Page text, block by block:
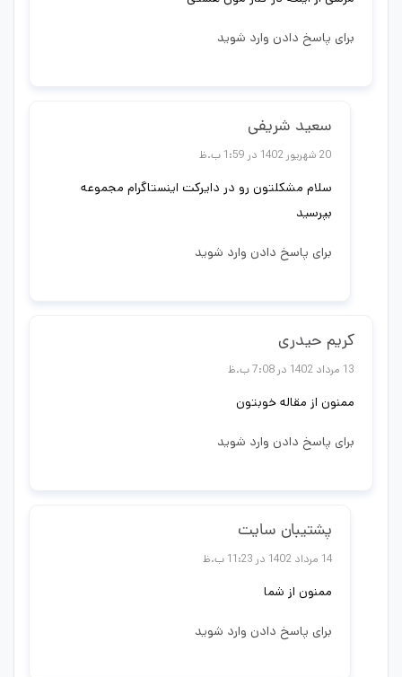
برای پاسخ دادن وارد شوید
سعید شریفی
20 شهریور 1402 در 1:59 ب.ظ
سلام مشکلتون رو در دایرکت اینستاگرام مجموعه
بپرسید
برای پاسخ دادن وارد شوید
کریم حیدری
13 مرداد 1402 در 7:08 ب.ظ
ممنون از مقاله خوبتون
برای پاسخ دادن وارد شوید
پشتیبان سایت
14 مرداد 1402 در 11:23 ب.ظ
ممنون از شما
برای پاسخ دادن وارد شوید